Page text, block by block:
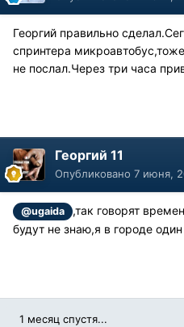
Георгий правильно
спринтера
не послал.Через три часа
Георгий 11
Опубликовано 7 июня,
@ugaida
,так говорят
будут не знаю,я в городе
1 месяц спустя...